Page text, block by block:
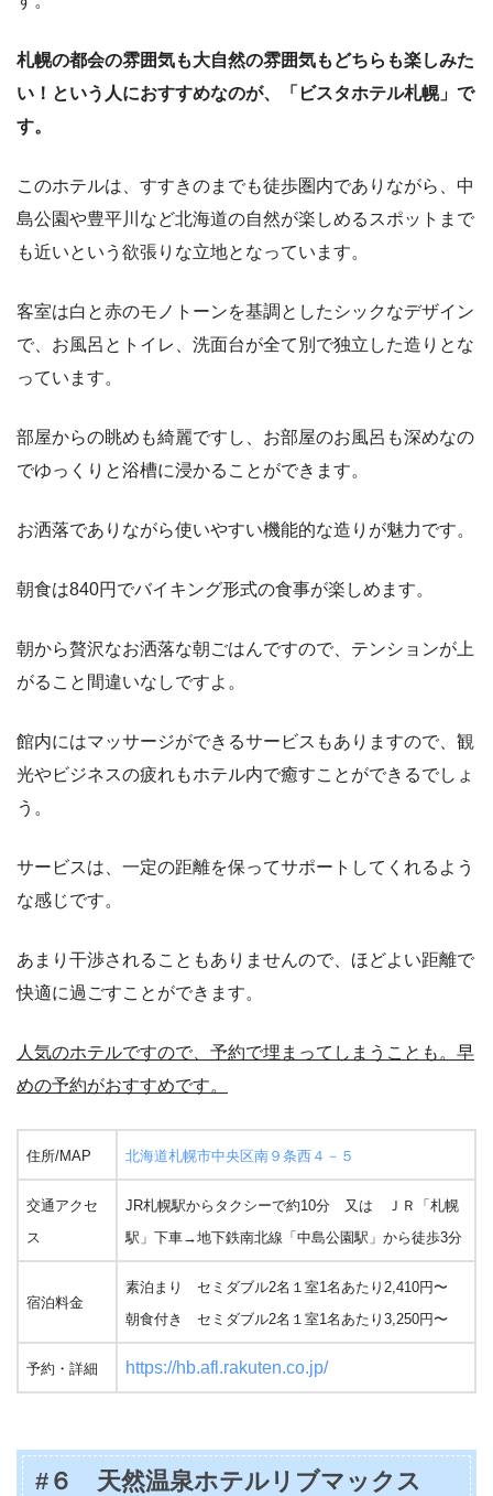
札幌の都会の雰囲気も大自然の雰囲気もどちらも楽しみた
い！という人におすすめなのが、「ビスタホテル札幌」で
す。
このホテルは、すすきのまでも徒歩圏内でありながら、中
島公園や豊平川など北海道の自然が楽しめるスポットまで
も近いという欲張りな立地となっています。
客室は白と赤のモノトーンを基調としたシックなデザイン
で、お風呂とトイレ、洗面台が全て別で独立した造りとな
っています。
部屋からの眺めも綺麗ですし、お部屋のお風呂も深めなの
でゆっくりと浴槽に浸かることができます。
お洒落でありながら使いやすい機能的な造りが魅力です。
朝食は840円でバイキング形式の食事が楽しめます。
朝から贅沢なお洒落な朝ごはんですので、テンションが上
がること間違いなしですよ。
館内にはマッサージができるサービスもありますので、観
光やビジネスの疲れもホテル内で癒すことができるでしょ
う。
サービスは、一定の距離を保ってサポートしてくれるよう
な感じです。
あまり干渉されることもありませんので、ほどよい距離で
快適に過ごすことができます。
人気のホテルですので、予約で埋まってしまうことも。早
めの予約がおすすめです。
住所/MAP 北海道札幌市中央区南９条西４－５
交通アクセ
ス
JR札幌駅からタクシーで約10分 又は ＪＲ「札幌
駅」下車→地下鉄南北線「中島公園駅」から徒歩3分
宿泊料金
素泊まり セミダブル2名１室1名あたり2,410円〜
朝食付き セミダブル2名１室1名あたり3,250円〜
予約・詳細 https://hb.afl.rakuten.co.jp/
#６ 天然温泉ホテルリブマックス